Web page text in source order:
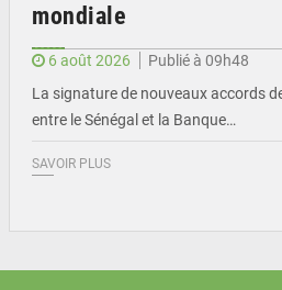
mondiale
6 août 2026
Publié à 09h48
La signature de nouveaux accords
entre le Sénégal et la Banque…
SAVOIR PLUS